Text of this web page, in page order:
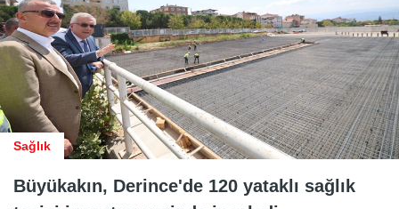
Sağlık
Büyükakın, Derince'de 120 yataklı sağlık